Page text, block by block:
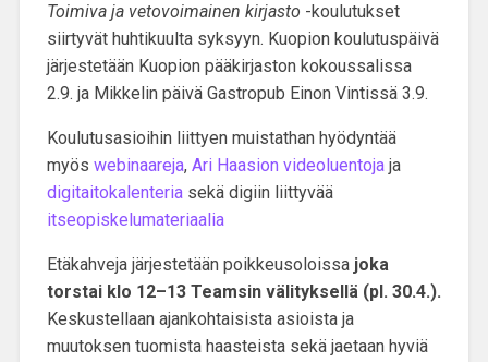
Toimiva ja vetovoimainen kirjasto -koulutukset
siirtyvät huhtikuulta syksyyn. Kuopion koulutuspäivä
järjestetään Kuopion pääkirjaston kokoussalissa
2.9. ja Mikkelin päivä Gastropub Einon Vintissä 3.9.
Koulutusasioihin liittyen muistathan hyödyntää
myös webinaareja, Ari Haasion videoluentojaja
digitaitokalenteriasekä digiin liittyvää
itseopiskelumateriaalia
Etäkahveja järjestetään poikkeusoloissajoka
torstai klo 12–13 Teamsin välityksellä (pl. 30.4.).
Keskustellaan ajankohtaisista asioista ja
muutoksen tuomista haasteista sekä jaetaan hyviä